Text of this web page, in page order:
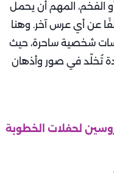
أو الفخم، المهم أن يحمل
عن أي عرس آخر. وهنا
شخصية ساحرة، حيث
تُخلّد في صور وأذهان
لحفلات الخطوبة